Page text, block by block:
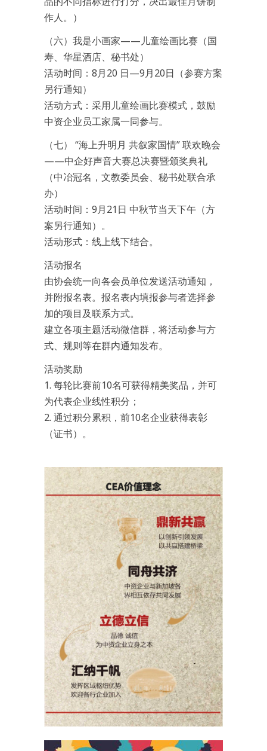
作人。）
（六）我是小画家——儿童绘画比赛（国
寿、华星酒店、秘书处）
活动时间：8月20 日—9月20日（参赛方案
另行通知）
活动方式：采用儿童绘画比赛模式，鼓励
中资企业员工家属一同参与。
（七） “海上升明月 共叙家国情” 联欢晚会
——中企好声音大赛总决赛暨颁奖典礼
（中冶冠名，文教委员会、秘书处联合承
办）
活动时间：9月21日 中秋节当天下午（方
案另行通知）。
活动形式：线上线下结合。
活动报名
由协会统一向各会员单位发送活动通知，
并附报名表。报名表内填报参与者选择参
加的项目及联系方式。
建立各项主题活动微信群，将活动参与方
式、规则等在群内通知发布。
活动奖励
1. 每轮比赛前10名可获得精美奖品，并可
为代表企业线性积分；
2. 通过积分累积，前10名企业获得表彰
（证书）。